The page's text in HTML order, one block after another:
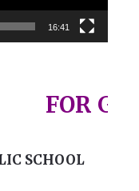
16:41
FOR
SCHOOL